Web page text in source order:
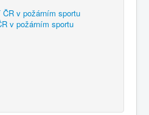
v požárním sportu
v požárním sportu